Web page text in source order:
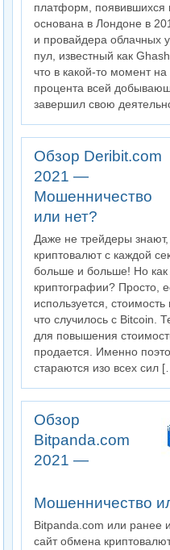
платформ,
основана в Лондоне в
и провайдера облачных
пул, известный как
что в какой-то момент
процента всей
завершил свою
Обзор Deribit.com
2021 —
Мошенничество
или нет?
Даже не трейдеры
криптовалют с каждой
больше и больше! Но как
криптографии? Просто,
используется, стоимость
что случилось с Bitcoin.
для повышения
продается. Именно
стараются изо всех сил
Обзор
Bitpanda.com
2021 —
Мошенничество
Bitpanda.com или ранее
сайт обмена